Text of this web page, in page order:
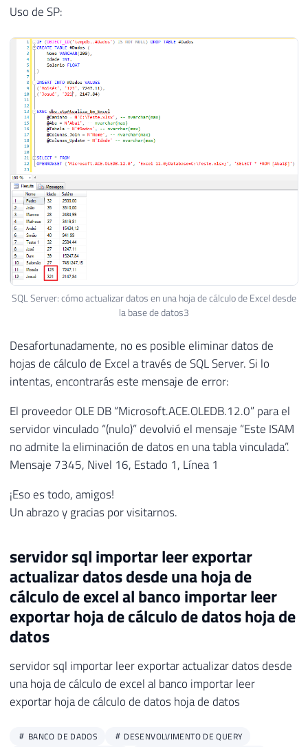
22
);
Uso de SP:
SQL Server: cómo actualizar datos en una hoja de cálculo de Excel desde
la base de datos3
Desafortunadamente, no es posible eliminar datos de
hojas de cálculo de Excel a través de SQL Server. Si lo
intentas, encontrarás este mensaje de error:
El proveedor OLE DB “Microsoft.ACE.OLEDB.12.0” para el
servidor vinculado “(nulo)” devolvió el mensaje “Este ISAM
no admite la eliminación de datos en una tabla vinculada”.
Mensaje 7345, Nivel 16, Estado 1, Línea 1
¡Eso es todo, amigos!
Un abrazo y gracias por visitarnos.
servidor sql importar leer exportar
actualizar datos desde una hoja de
cálculo de excel al banco importar leer
exportar hoja de cálculo de datos hoja de
datos
servidor sql importar leer exportar actualizar datos desde
una hoja de cálculo de excel al banco importar leer
exportar hoja de cálculo de datos hoja de datos
BANCO DE DADOS
DESENVOLVIMENTO DE QUERY